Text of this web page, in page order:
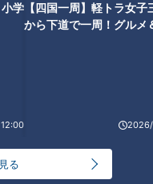
学【四国一周】軽トラ女子
から下道で一周！グルメ
る
シャトレーゼ」の『焼き
たてフィナンシェを、オ
く、通常の商品に比べる